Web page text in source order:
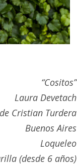
“Cositos”
Laura Devetach
Cristian Turdera
Buenos Aires
Loqueleo
(desde 6 años)